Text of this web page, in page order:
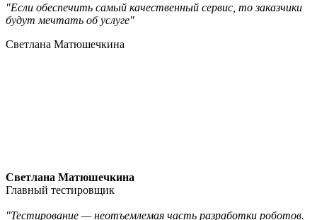
"Если обеспечить самый качественный сервис, то заказчики
будут мечтать об услуге"
Светлана Матюшечкина
Светлана Матюшечкина
Главный тестировщик
"Тестирование — неотъемлемая часть разработки роботов.